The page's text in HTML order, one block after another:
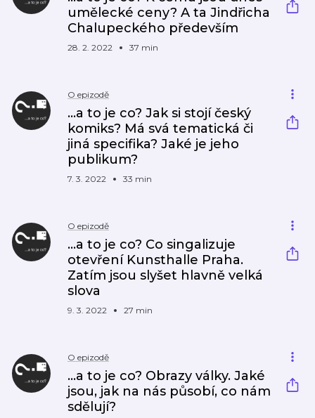
umělecké ceny? A ta Jindřicha
Chalupeckého především
28. 2. 2022 37 min
O epizodě
...a to je co? Jak si stojí český
komiks? Má svá tematická či
jiná specifika? Jaké je jeho
publikum?
7. 3. 2022 33 min
O epizodě
...a to je co? Co singalizuje
otevření Kunsthalle Praha.
Zatím jsou slyšet hlavně velká
slova
9. 3. 2022 27 min
O epizodě
...a to je co? Obrazy války. Jaké
jsou, jak na nás působí, co nám
sdělují?